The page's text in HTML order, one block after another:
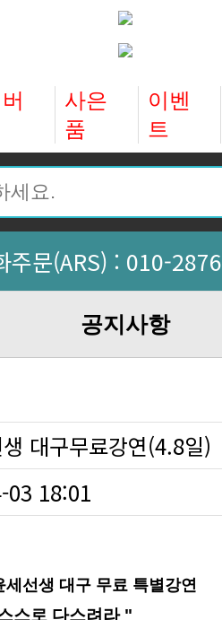
품 트
주문(ARS) : 010-
공지사항
대구무료강연(4.8일)
03 18:01
선생 대구 무료 특별강연
스로 다스려라 "